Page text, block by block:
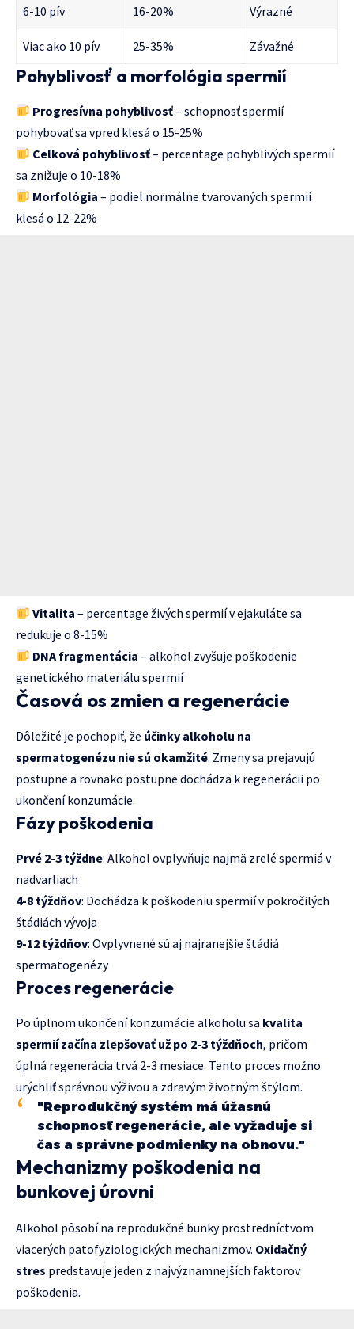
6-10 pív 16-20% Výrazné
Viac ako 10 pív 25-35% Závažné
Pohyblivosť a morfológia spermií
Progresívna pohyblivosť– schopnosť spermií
pohybovať sa vpred klesá o 15-25%
Celková pohyblivosť– percentage pohyblivých spermií
sa znižuje o 10-18%
Morfológia – podiel normálne tvarovaných spermií
klesá o 12-22%
Vitalita – percentage živých spermií v ejakuláte sa
redukuje o 8-15%
DNA fragmentácia – alkohol zvyšuje poškodenie
genetického materiálu spermií
Časová os zmien a regenerácie
Dôležité je pochopiť, že účinky alkoholu na
spermatogenézu nie sú okamžité. Zmeny sa prejavujú
postupne a rovnako postupne dochádza k regenerácii po
ukončení konzumácie.
Fázy poškodenia
Prvé 2-3 týždne: Alkohol ovplyvňuje najmä zrelé spermiá v
nadvarliach
4-8 týždňov: Dochádza k poškodeniu spermií v pokročilých
štádiách vývoja
9-12 týždňov: Ovplyvnené sú aj najranejšie štádiá
spermatogenézy
Proces regenerácie
Po úplnom ukončení konzumácie alkoholu sa kvalita
spermií začína zlepšovať už po 2-3 týždňoch, pričom
úplná regenerácia trvá 2-3 mesiace. Tento proces možno
urýchliť správnou výživou a zdravým životným štýlom.
"Reprodukčný systém má úžasnú
schopnosť regenerácie, ale vyžaduje si
čas a správne podmienky na obnovu."
Mechanizmy poškodenia na
bunkovej úrovni
Alkohol pôsobí na reprodukčné bunky prostredníctvom
viacerých patofyziologických mechanizmov. Oxidačný
stres predstavuje jeden z najvýznamnejších faktorov
poškodenia.